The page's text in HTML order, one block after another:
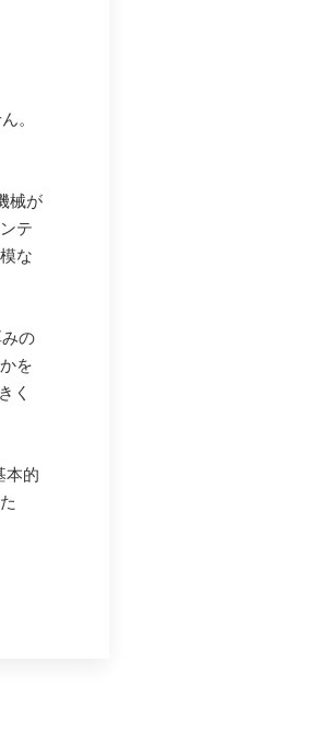
。
械が
テ
な
の
を
く
本的